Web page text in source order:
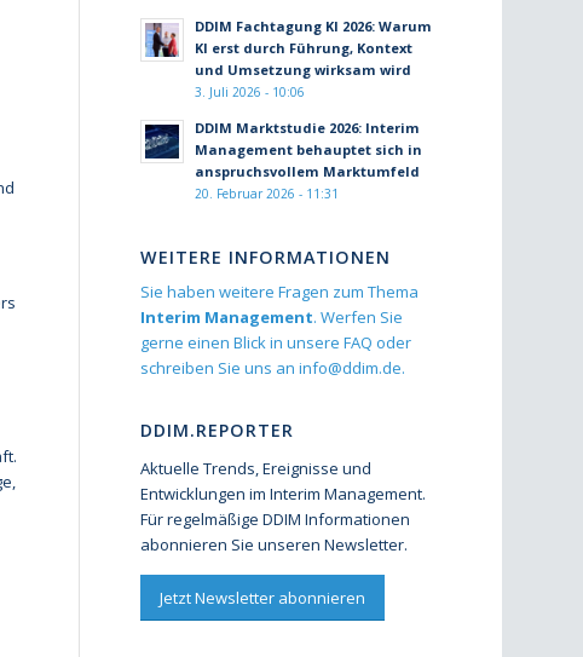
DDIM Fachtagung KI 2026: Warum
KI erst durch Führung, Kontext
und Umsetzung wirksam wird
3. Juli 2026 - 10:06
DDIM Marktstudie 2026: Interim
Management behauptet sich in
anspruchsvollem Marktumfeld
20. Februar 2026 - 11:31
WEITERE INFORMATIONEN
Sie haben weitere Fragen zum Thema
Interim Management. Werfen Sie
gerne einen Blick in unsereFAQ oder
schreiben Sie uns aninfo@ddim.de.
DDIM.REPORTER
Aktuelle Trends, Ereignisse und
Entwicklungen im Interim Management.
Für regelmäßige DDIM Informationen
abonnieren Sie unseren Newsletter.
Jetzt Newsletter abonnieren